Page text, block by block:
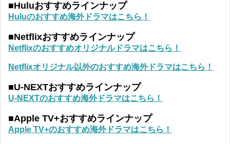
■Huluおすすめラインナップ
Huluのおすすめ海外ドラマはこちら！
■Netflixおすすめラインナップ
Netflixのおすすめオリジナルドラマはこちら！
Netflixオリジナル以外のおすすめ海外ドラマはこちら！
■U-NEXTおすすめラインナップ
U-NEXTのおすすめ海外ドラマはこちら！
■Apple TV+おすすめラインナップ
Apple TV+のおすすめ海外ドラマはこちら！